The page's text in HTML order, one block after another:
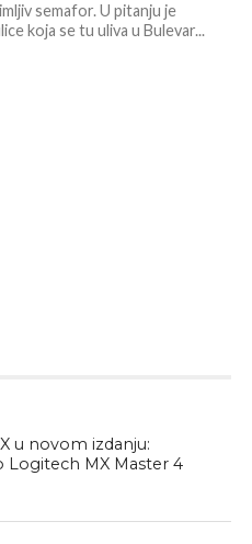
semafor. U pitanju je
koja se tu uliva u Bulevar...
u novom izdanju:
Logitech MX Master 4